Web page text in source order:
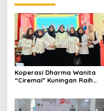
Koperasi Dharma Wanita
“Ciremai” Kuningan Raih